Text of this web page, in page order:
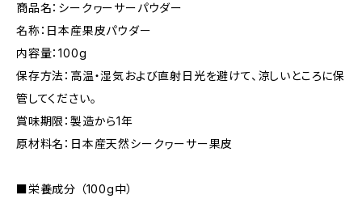
商品名：シークヮーサーパウダー
名称：日本産果皮パウダー
内容量：100g
保存方法：高温・湿気および直射日光を避けて、涼しいところに保
管してください。
賞味期限：製造から1年
原材料名：日本産天然シークヮーサー果皮
■栄養成分 （100g中）